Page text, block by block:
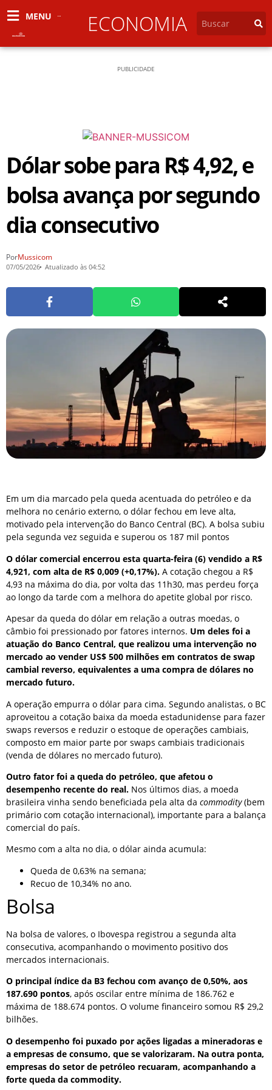
MENU ECONOMIA
PUBLICIDADE
Dólar sobe para R$ 4,92, e
bolsa avança por segundo
dia consecutivo
PorMussicom
07/05/2026 Atualizado às 04:52
Em um dia marcado pela queda acentuada do petróleo e da
melhora no cenário externo, o dólar fechou em leve alta,
motivado pela intervenção do Banco Central (BC). A bolsa subiu
pela segunda vez seguida e superou os 187 mil pontos
O dólar comercial encerrou esta quarta-feira (6) vendido a R$
4,921, com alta de R$ 0,009 (+0,17%). A cotação chegou a R$
4,93 na máxima do dia, por volta das 11h30, mas perdeu força
ao longo da tarde com a melhora do apetite global por risco.
Apesar da queda do dólar em relação a outras moedas, o
câmbio foi pressionado por fatores internos. Um deles foi a
atuação do Banco Central, que realizou uma intervenção no
mercado ao vender US$ 500 milhões em contratos de swap
cambial reverso, equivalentes a uma compra de dólares no
mercado futuro.
A operação empurra o dólar para cima. Segundo analistas, o BC
aproveitou a cotação baixa da moeda estadunidense para fazer
swaps reversos e reduzir o estoque de operações cambiais,
composto em maior parte por swaps cambiais tradicionais
(venda de dólares no mercado futuro).
Outro fator foi a queda do petróleo, que afetou o
desempenho recente do real. Nos últimos dias, a moeda
brasileira vinha sendo beneficiada pela alta da commodity(bem
primário com cotação internacional), importante para a balança
comercial do país.
Mesmo com a alta no dia, o dólar ainda acumula:
Queda de 0,63% na semana;
Recuo de 10,34% no ano.
Bolsa
Na bolsa de valores, o Ibovespa registrou a segunda alta
consecutiva, acompanhando o movimento positivo dos
mercados internacionais.
O principal índice da B3 fechou com avanço de 0,50%, aos
187.690 pontos, após oscilar entre mínima de 186.762 e
máxima de 188.674 pontos. O volume financeiro somou R$ 29,2
bilhões.
O desempenho foi puxado por ações ligadas a mineradoras e
a empresas de consumo, que se valorizaram. Na outra ponta,
empresas do setor de petróleo recuaram, acompanhando a
forte queda da commodity.